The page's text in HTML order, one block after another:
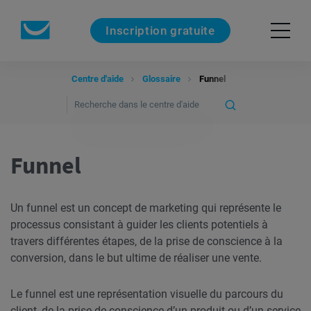
Inscription gratuite
Centre d'aide Glossaire Funnel
Funnel
Un funnel est un concept de marketing qui représente le
processus consistant à guider les clients potentiels à
travers différentes étapes, de la prise de conscience à la
conversion, dans le but ultime de réaliser une vente.
Le funnel est une représentation visuelle du parcours du